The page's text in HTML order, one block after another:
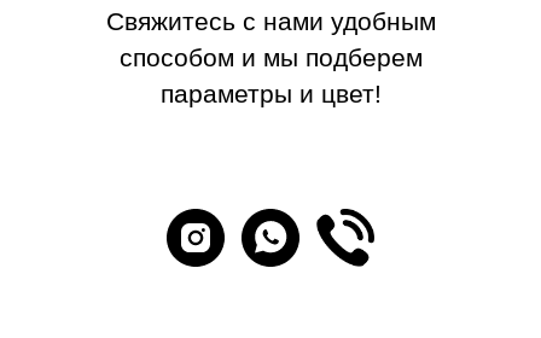
Свяжитесь с нами удобным
способом и мы подберем
параметры и цвет!